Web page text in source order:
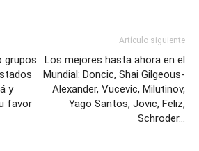
grupos
y
favor
Artículo siguiente
Los mejores hasta ahora en el
Mundial: Doncic, Shai Gilgeous-
Alexander, Vucevic, Milutinov,
Yago Santos, Jovic, Feliz,
Schroder…